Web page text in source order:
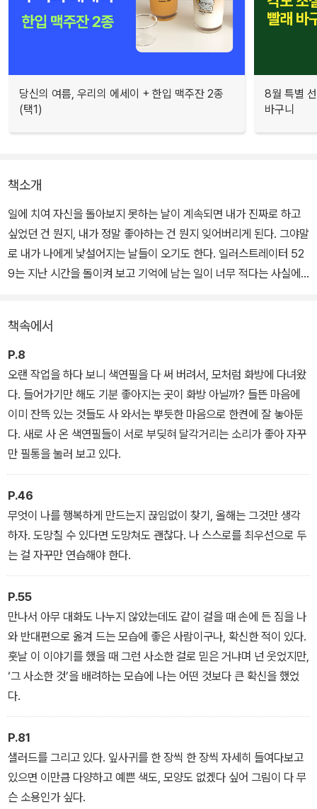
당신의 여름, 우리의 에세이 + 한입 맥주잔 2종
(택1)
8월 특별
바구니
책소개
일에 치여 자신을 돌아보지 못하는 날이 계속되면 내가 진짜로 하고
싶었던 건 뭔지, 내가 정말 좋아하는 건 뭔지 잊어버리게 된다. 그야말
로 내가 나에게 낯설어지는 날들이 오기도 한다. 일러스트레이터 52
9는 지난 시간을 돌이켜 보고 기억에 남는 일이 너무 적다는 사실에
정성 어린 그림과 글로 채워 나간 365일간의 일기 <하루 그림 하나>
는, 반복된 매일 속에 느꼈던 감정과 소중한 인연이 묻혀 버리지 않도
록 하루하루 방점을 찍는 작가의 기록이다. 아무리 바쁜 날도 건너뛰
는 법 없이 결심을 실천한 성실함은 그림을, 생활을, 그리고 사람들을
대하는 진심 어린 마음을 그대로 보여 준다.
일이 한꺼번에 몰려들다가도 어느 순간 사라질까 두려운 프리랜서 일
러스트레이터로서의 고민, 좋아하는 그림과 작업하는 그림의 괴리가
주는 혼란, 쉽지 않은 인간관계 등 지극히 개인적인 이야기지만, 많은
이들에게 공감을 주는 건 누구나 막다른 골목에 다다른 느낌을 겪어
본 적 있고, 미래에 대한 막연한 조급증을 느껴본 적 있기 때문일 것이
다.
책속에서
P.8
오랜 작업을 하다 보니 색연필을 다 써 버려서, 모처럼 화방에 다녀왔
다. 들어가기만 해도 기분 좋아지는 곳이 화방 아닐까? 들뜬 마음에
이미 잔뜩 있는 것들도 사 와서는 뿌듯한 마음으로 한켠에 잘 놓아둔
다. 새로 사 온 색연필들이 서로 부딪혀 달각거리는 소리가 좋아 자꾸
만 필통을 눌러 보고 있다.
P.46
무엇이 나를 행복하게 만드는지 끊임없이 찾기, 올해는 그것만 생각
하자. 도망칠 수 있다면 도망쳐도 괜찮다. 나 스스로를 최우선으로 두
는 걸 자꾸만 연습해야 한다.
P.55
만나서 아무 대화도 나누지 않았는데도 같이 걸을 때 손에 든 짐을 나
와 반대편으로 옮겨 드는 모습에 좋은 사람이구나, 확신한 적이 있다.
훗날 이 이야기를 했을 때 그런 사소한 걸로 믿은 거냐며 넌 웃었지만,
‘그 사소한 것’을 배려하는 모습에 나는 어떤 것보다 큰 확신을 했었
다.
P.81
샐러드를 그리고 있다. 잎사귀를 한 장씩 한 장씩 자세히 들여다보고
있으면 이만큼 다양하고 예쁜 색도, 모양도 없겠다 싶어 그림이 다 무
슨 소용인가 싶다.